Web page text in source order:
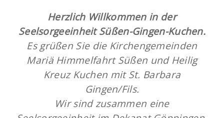
Herzlich Willkommen in der
Seelsorgeeinheit Süßen-Gingen-Kuchen.
Es grüßen Sie die Kirchengemeinden
Mariä Himmelfahrt Süßen und Heilig
Kreuz Kuchen mit St. Barbara
Gingen/Fils.
Wir sind zusammen eine